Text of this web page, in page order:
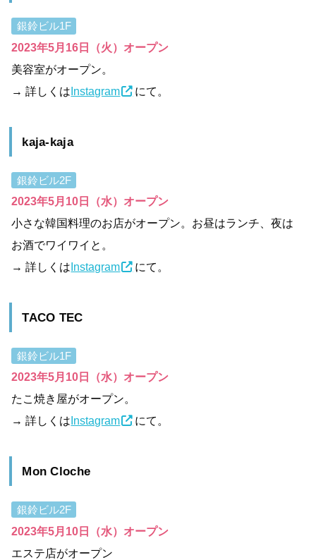
銀鈴ビル1F
2023年5月16日（火）オープン
美容室がオープン。
→ 詳しくはInstagram にて。
kaja-kaja
銀鈴ビル2F
2023年5月10日（水）オープン
小さな韓国料理のお店がオープン。お昼はランチ、夜は
お酒でワイワイと。
→ 詳しくはInstagram にて。
TACO TEC
銀鈴ビル1F
2023年5月10日（水）オープン
たこ焼き屋がオープン。
→ 詳しくは Instagram にて。
Mon Cloche
銀鈴ビル2F
2023年5月10日（水）オープン
エステ店がオープン